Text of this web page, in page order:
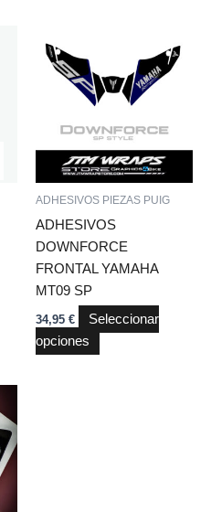
ADHESIVOS PIEZAS PUIG
ADHESIVOS
DOWNFORCE
FRONTAL YAMAHA
MT09 SP
34,95 €
Seleccionar
opciones
producto
tiene
múltiples
variantes.
opciones
elegir
en
la
de